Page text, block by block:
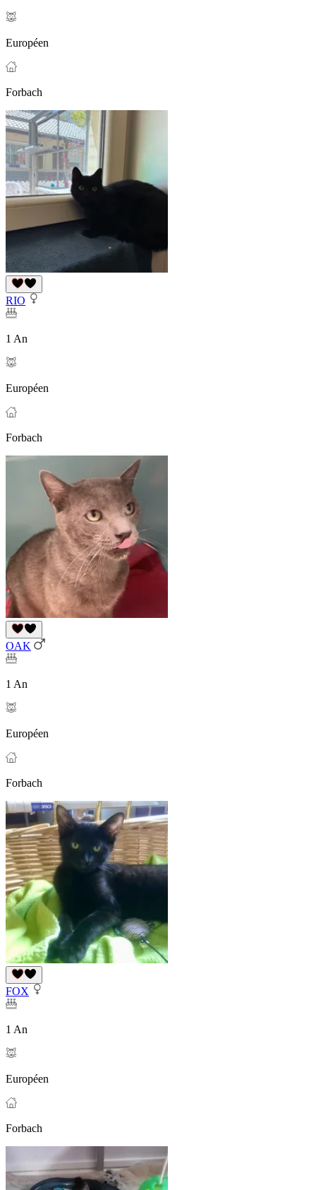
Européen
Forbach
RIO
1 An
Européen
Forbach
OAK
1 An
Européen
Forbach
FOX
1 An
Européen
Forbach